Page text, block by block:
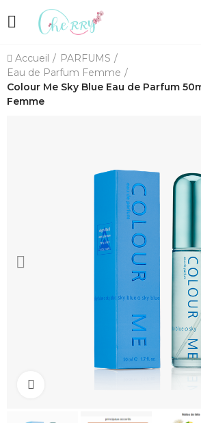
Accueil
PARFUMS
Eau de Parfum Femme
Colour Me Sky Blue Eau de Parfum
Femme